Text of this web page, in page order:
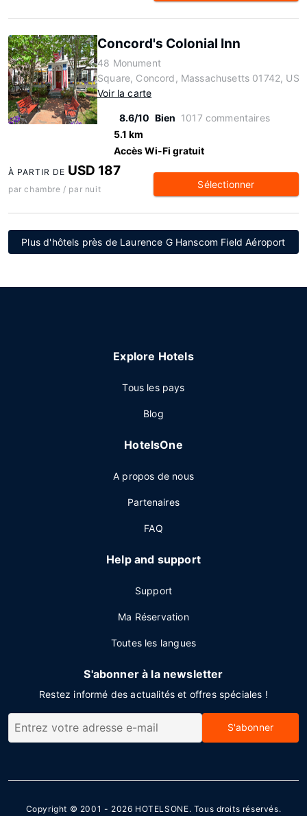
Concord's Colonial Inn
48 Monument
Square, Concord, Massachusetts 01742, US
Voir la carte
8.6/10 Bien 1017 commentaires
5.1 km
Accès Wi-Fi gratuit
À PARTIR DE USD 187
par chambre / par nuit Sélectionner
Plus d'hôtels près de Laurence G Hanscom Field Aéroport
Explore Hotels
Tous les pays
Blog
HotelsOne
A propos de nous
Partenaires
FAQ
Help and support
Support
Ma Réservation
Toutes les langues
S'abonner à la newsletter
Restez informé des actualités et offres spéciales !
S'abonner
Copyright © 2001 - 2026 HOTELSONE. Tous droits réservés.